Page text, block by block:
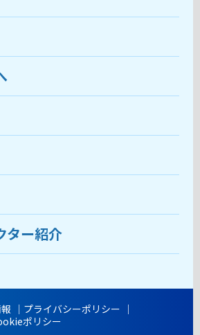
気の講座
を探す
め
れ
質問
ター紹介
プライバシーポリシー
ポリシー